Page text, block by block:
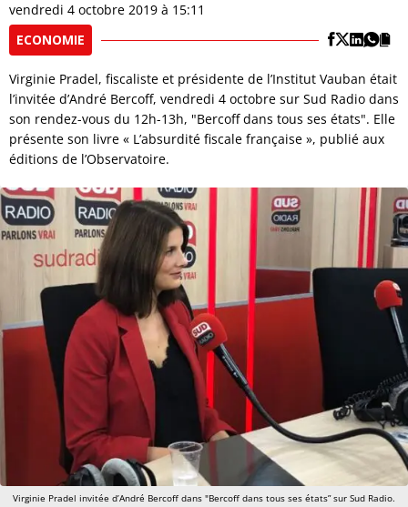
vendredi 4 octobre 2019 à 15:11
ECONOMIE
Virginie Pradel, fiscaliste et présidente de l’Institut Vauban était
l’invitée d’André Bercoff, vendredi 4 octobre sur Sud Radio dans
son rendez-vous du 12h-13h, "Bercoff dans tous ses états". Elle
présente son livre « L’absurdité fiscale française », publié aux
éditions de l’Observatoire.
Virginie Pradel invitée d’André Bercoff dans "Bercoff dans tous ses états” sur Sud Radio.